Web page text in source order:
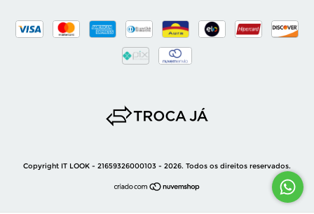
Copyright IT LOOK - 21659326000103 - 2026. Todos os direitos reservados.